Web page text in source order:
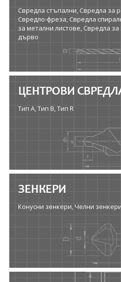
Свредла стъпални, Свредла за
Свредло-фреза, Свредла
за метални листове, Свредла
дърво
ЦЕНТРОВИ
Тип A, Тип B, Тип R
ЗЕНКЕРИ
Конусни зенкери, Челни зенкери